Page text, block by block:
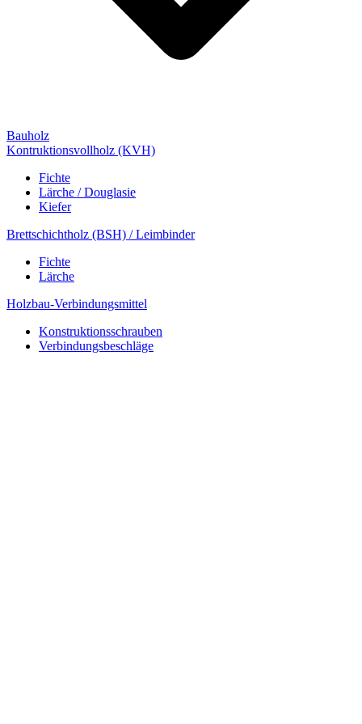
Bauholz
Kontruktionsvollholz (KVH)
Fichte
Lärche / Douglasie
Kiefer
Brettschichtholz (BSH) / Leimbinder
Fichte
Lärche
Holzbau-Verbindungsmittel
Konstruktionsschrauben
Verbindungsbeschläge